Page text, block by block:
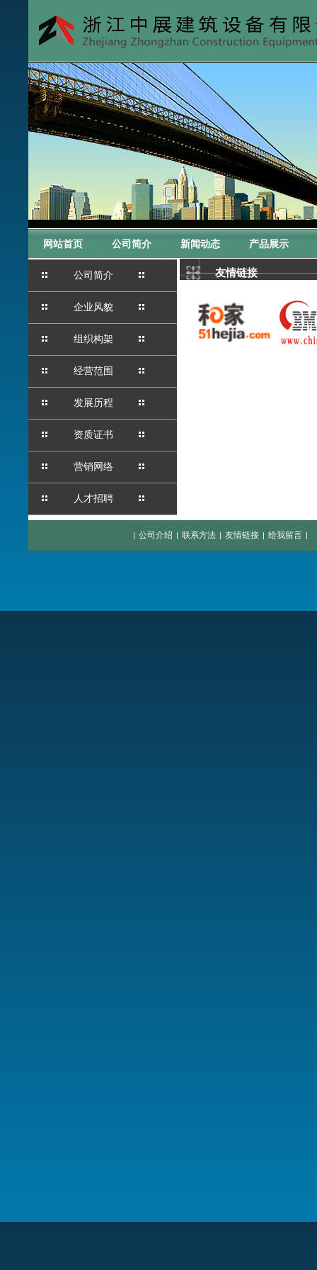
网站首页 公司简介 新闻动态 产品展示
公司简介
企业风貌
组织构架
经营范围
发展历程
资质证书
营销网络
人才招聘
友情链接
| 公司介绍 | 联系方法 | 友情链接 | 给我留言 |